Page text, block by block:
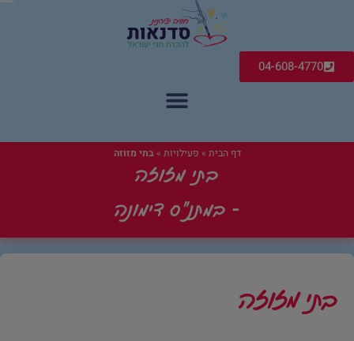
04-608-4770
דף הבית » פעילויות »בתי מזוזה
בתי מזוזה
- במתנ"ס דימונה
בתי מזוזה